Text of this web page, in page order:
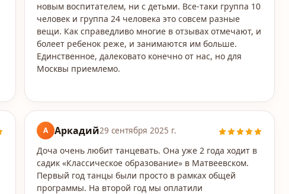
новым воспитателем, ни с детьми. Все-таки группа 10
человек и группа 24 человека это совсем разные
вещи. Как справедливо многие в отзывах отмечают, и
болеет ребенок реже, и занимаются им больше.
Единственное, далековато конечно от нас, но для
Москвы приемлемо.
А Аркадий29 сентября 2025 г.
Доча очень любит танцевать. Она уже 2 года ходит в
садик «Классическое образование» в Матвеевском.
Первый год танцы были просто в рамках общей
программы. На второй год мы оплатили